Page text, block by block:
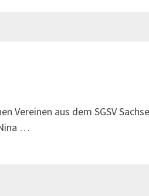
Vereinen aus dem SGSV
…